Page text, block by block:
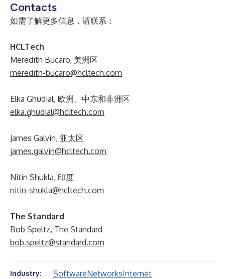
Contacts
如需了解更多信息，请联系：
HCLTech
Meredith Bucaro, 美洲区
meredith-bucaro@hcltech.com
Elka Ghudial, 欧洲、中东和非洲区
elka.ghudial@hcltech.com
James Galvin, 亚太区
james.galvin@hcltech.com
Nitin Shukla, 印度
nitin-shukla@hcltech.com
The Standard
Bob Speltz, The Standard
bob.speltz@standard.com
Industry: SoftwareNetworksInternet